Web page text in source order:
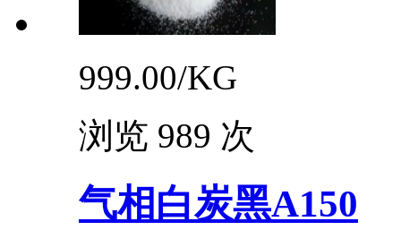
999.00/KG
浏览 989 次
气相白炭黑A150